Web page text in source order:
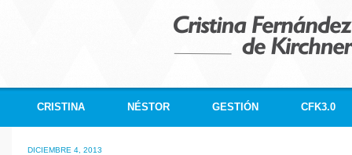
CRISTINA NÉSTOR GESTIÓN CFK3.0
DICIEMBRE 4, 2013